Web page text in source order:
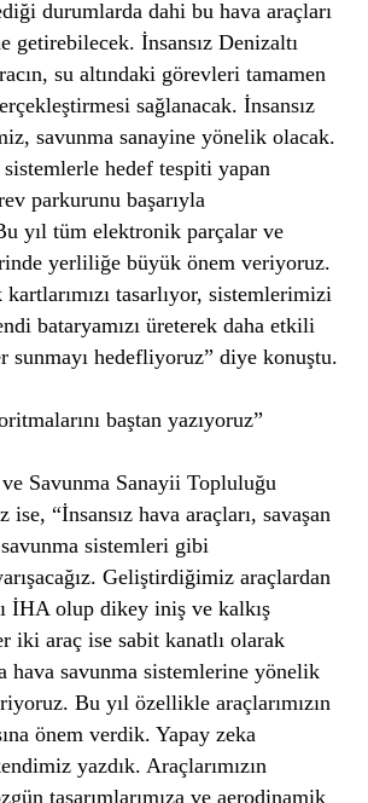
durumlarda dahi bu hava araçları
getirebilecek. İnsansız Denizaltı
su altındaki görevleri tamamen
sağlanacak. İnsansız
savunma sanayine yönelik olacak.
hedef tespiti yapan
parkurunu başarıyla
yıl tüm elektronik parçalar ve
yerliliğe büyük önem veriyoruz.
tasarlıyor, sistemlerimizi
bataryamızı üreterek daha etkili
sunmayı hedefliyoruz” diye konuştu.
baştan yazıyoruz”
Savunma Sanayii Topluluğu
ise, “İnsansız hava araçları, savaşan
sistemleri gibi
Geliştirdiğimiz araçlardan
İHA olup dikey iniş ve kalkış
iki araç ise sabit kanatlı olarak
hava savunma sistemlerine yönelik
Bu yıl özellikle araçlarımızın
önem verdik. Yapay zeka
yazdık. Araçlarımızın
tasarımlarımıza ve aerodinamik